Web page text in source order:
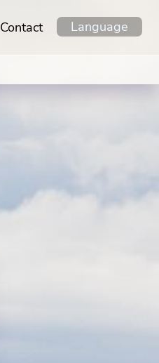
Contact Language